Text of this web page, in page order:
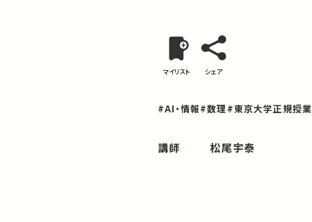
マイリスト シェア
#AI・情報#数理#東京大学正規授業
講師 松尾宇泰